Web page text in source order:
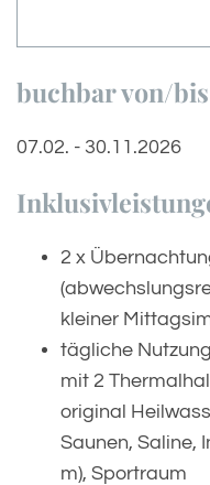
buchbar von/bis
07.02. - 30.11.2026
2 x
kleiner
tägliche
mit 2
original
Saunen, Saline,
m), Sportraum